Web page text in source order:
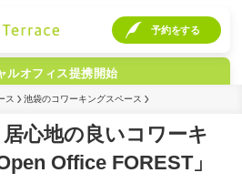
ルオフィス提携開始
予約をする
ス 池袋のコワーキングスペース
心地の良いコワーキ
Office FOREST」